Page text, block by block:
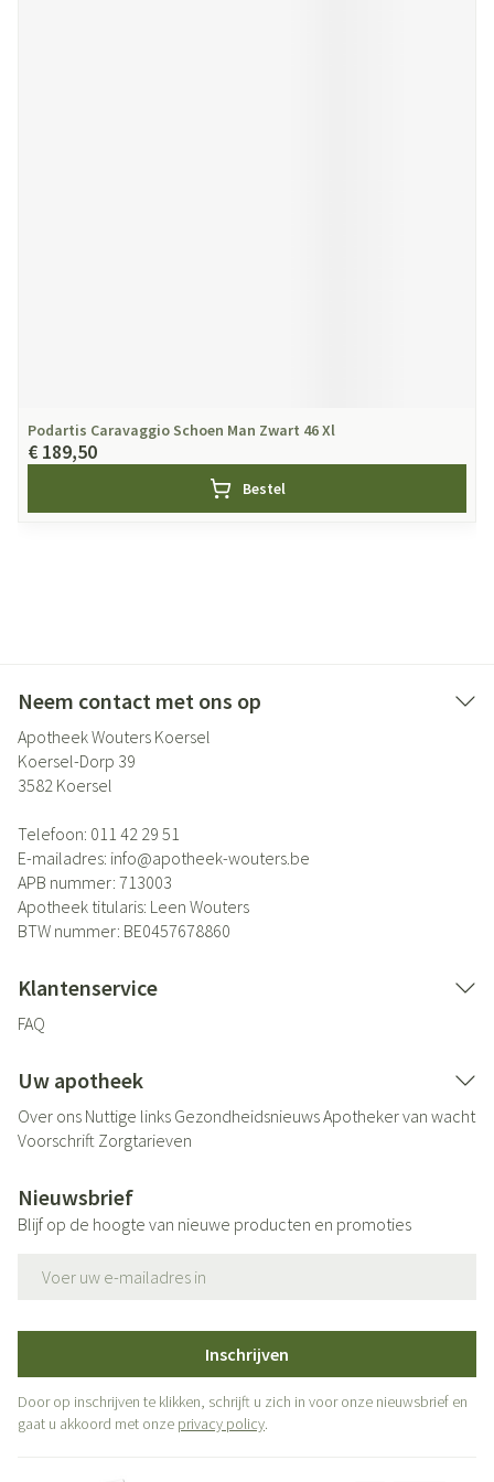
Podartis Caravaggio Schoen Man Zwart 46 Xl
€ 189,50
Bestel
Neem contact met ons op
Apotheek Wouters Koersel
Koersel-Dorp 39
3582 Koersel
Telefoon: 011 42 29 51
E-mailadres: info@apotheek-wouters.be
APB nummer: 713003
Apotheek titularis: Leen Wouters
BTW nummer: BE0457678860
Klantenservice
FAQ
Uw apotheek
Over ons Nuttige links GezondheidsnieuwsApotheker van wacht
Voorschrift Zorgtarieven
Nieuwsbrief
Blijf op de hoogte van nieuwe producten en promoties
Inschrijven
Door op inschrijven te klikken, schrijft u zich in voor onze nieuwsbrief en
gaat u akkoord met onze privacy policy.